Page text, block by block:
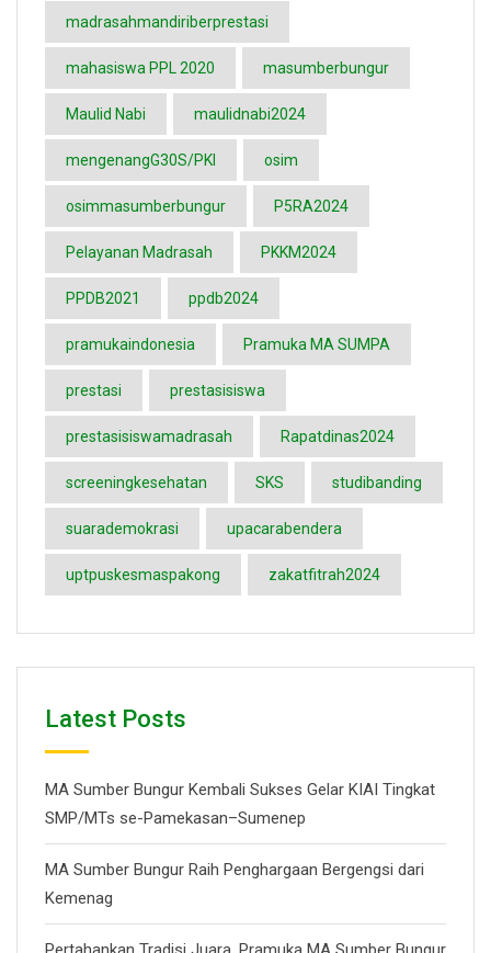
madrasahmandiriberprestasi
mahasiswa PPL 2020 masumberbungur
Maulid Nabi maulidnabi2024
mengenangG30S/PKI osim
osimmasumberbungur P5RA2024
Pelayanan Madrasah PKKM2024
PPDB2021 ppdb2024
pramukaindonesia Pramuka MA SUMPA
prestasi prestasisiswa
prestasisiswamadrasah Rapatdinas2024
screeningkesehatan SKS studibanding
suarademokrasi upacarabendera
uptpuskesmaspakong zakatfitrah2024
Latest Posts
MA Sumber Bungur Kembali Sukses Gelar KIAI Tingkat
SMP/MTs se-Pamekasan–Sumenep
MA Sumber Bungur Raih Penghargaan Bergengsi dari
Kemenag